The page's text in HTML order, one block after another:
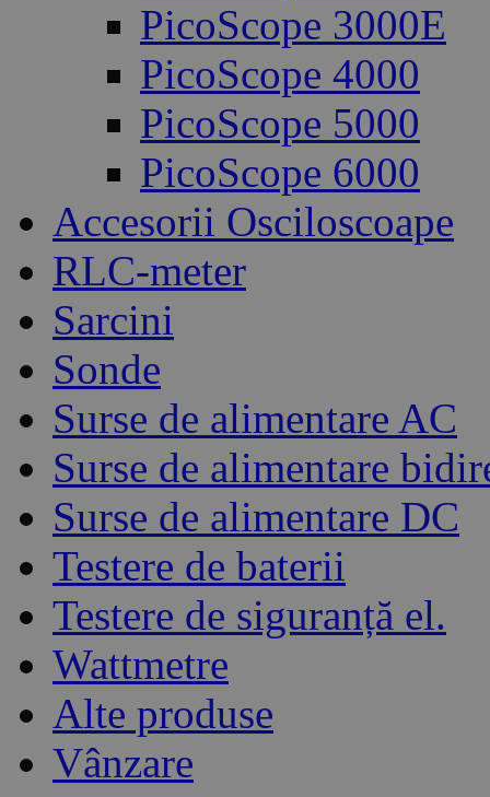
PicoScope 3000E
PicoScope 4000
PicoScope 5000
PicoScope 6000
Accesorii Osciloscoape
RLC-meter
Sarcini
Sonde
Surse de alimentare AC
Surse de alimentare
Surse de alimentare DC
Testere de baterii
Testere de siguranță el.
Wattmetre
Alte produse
Vânzare